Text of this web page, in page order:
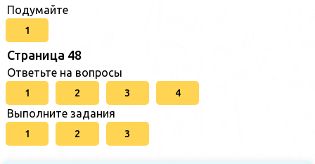
Подумайте
1
Страница 48
Ответьте на вопросы
1 2 3 4
Выполните задания
1 2 3